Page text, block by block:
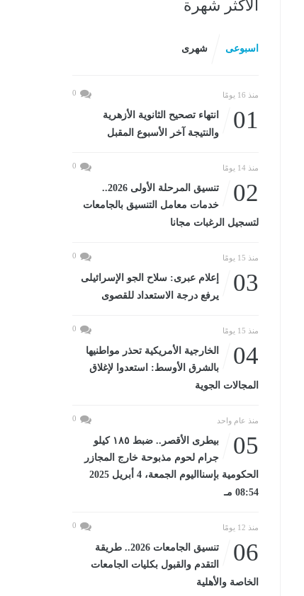
الأكثر شهرة
اسبوعى شهرى
منذ 16 يومًا 0
01
انتهاء تصحيح الثانوية الأزهرية
والنتيجة آخر الأسبوع المقبل
منذ 14 يومًا 0
02
تنسيق المرحلة الأولى 2026..
خدمات معامل التنسيق بالجامعات
لتسجيل الرغبات مجانا
منذ 15 يومًا 0
03
إعلام عبرى: سلاح الجو الإسرائيلى
يرفع درجة الاستعداد للقصوى
منذ 15 يومًا 0
04
الخارجية الأمريكية تحذر مواطنيها
بالشرق الأوسط: استعدوا لإغلاق
المجالات الجوية
منذ عام واحد 0
05
بيطرى الأقصر.. ضبط ١٨٥ كيلو
جرام لحوم مذبوحة خارج المجازر
الحكومية بإسنااليوم الجمعة، 4 أبريل 2025
08:54 مـ
منذ 12 يومًا 0
06
تنسيق الجامعات 2026.. طريقة
التقدم والقبول بكليات الجامعات
الخاصة والأهلية